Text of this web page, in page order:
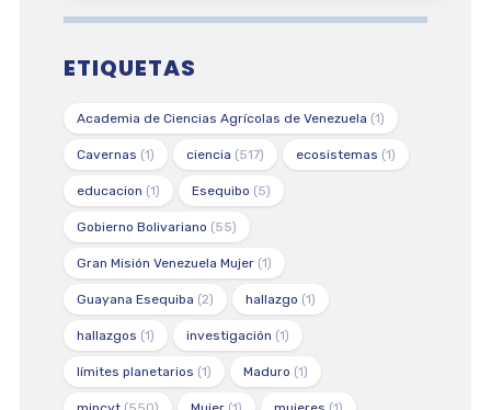
ETIQUETAS
Academia de Ciencias Agrícolas de Venezuela (1)
Cavernas (1) ciencia (517) ecosistemas (1)
educacion (1) Esequibo (5)
Gobierno Bolivariano (55)
Gran Misión Venezuela Mujer(1)
Guayana Esequiba (2) hallazgo (1)
hallazgos (1) investigación (1)
límites planetarios (1) Maduro (1)